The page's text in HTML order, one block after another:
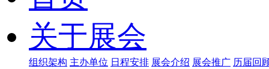
关于展会
组织架构 主办单位 日程安排 展会介绍 展会推广 历届回